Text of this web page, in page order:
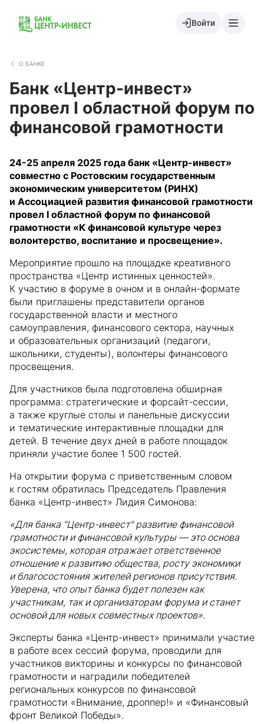
Войти
О БАНКЕ
Банк «Центр-инвест»
провел I областной форум по
финансовой грамотности
24-25 апреля 2025 года банк «Центр-инвест»
совместно с Ростовским государственным
экономическим университетом (РИНХ)
и Ассоциацией развития финансовой грамотности
провел I областной форум по финансовой
грамотности «К финансовой культуре через
волонтерство, воспитание и просвещение».
Мероприятие прошло на площадке креативного
пространства «Центр истинных ценностей».
К участию в форуме в очном и в онлайн-формате
были приглашены представители органов
государственной власти и местного
самоуправления, финансового сектора, научных
и образовательных организаций (педагоги,
школьники, студенты), волонтеры финансового
просвещения.
Для участников была подготовлена обширная
программа: стратегические и форсайт-сессии,
а также круглые столы и панельные дискуссии
и тематические интерактивные площадки для
детей. В течение двух дней в работе площадок
приняли участие более 1 500 гостей.
На открытии форума с приветственным словом
к гостям обратилась Председатель Правления
банка «Центр-инвест» Лидия Симонова:
«Для банка "Центр-инвест" развитие финансовой
грамотности и финансовой культуры — это основа
экосистемы, которая отражает ответственное
отношение к развитию общества, росту экономики
и благосостояния жителей регионов присутствия.
Уверена, что опыт банка будет полезен как
участникам, так и организаторам форума и станет
основой для новых совместных проектов».
Эксперты банка «Центр-инвест» принимали участие
в работе всех сессий форума, проводили для
участников викторины и конкурсы по финансовой
грамотности и наградили победителей
региональных конкурсов по финансовой
грамотности «Внимание, дроппер!» и «Финансовый
фронт Великой Победы».